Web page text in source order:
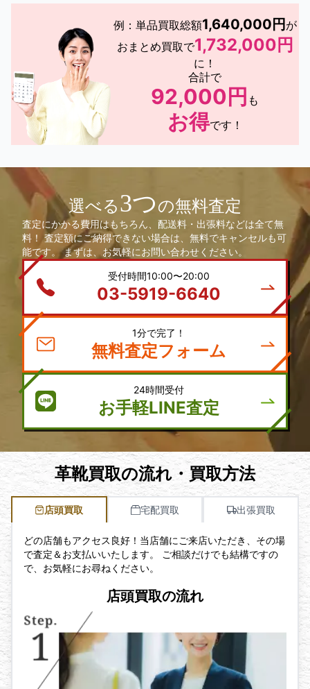
例：単品買取総額1,640,000円 が
おまとめ買取で1,732,000円
に！
合計で
92,000円 も
お得です！
選べる3つの無料査定
査定にかかる費用はもちろん、配送料・出張料などは全て無
料！ 査定額にご納得できない場合は、無料でキャンセルも可
能です。 まずは、お気軽にお問い合わせください。
受付時間10:00〜20:00
03-5919-6640
1分で完了！
無料査定フォーム
24時間受付
お手軽LINE査定
革靴買取の流れ・買取方法
店頭買取 宅配買取 出張買取
どの店舗もアクセス良好！当店舗にご来店いただき、その場
で査定＆お支払いいたします。 ご相談だけでも結構ですの
で、お気軽にお尋ねください。
店頭買取の流れ